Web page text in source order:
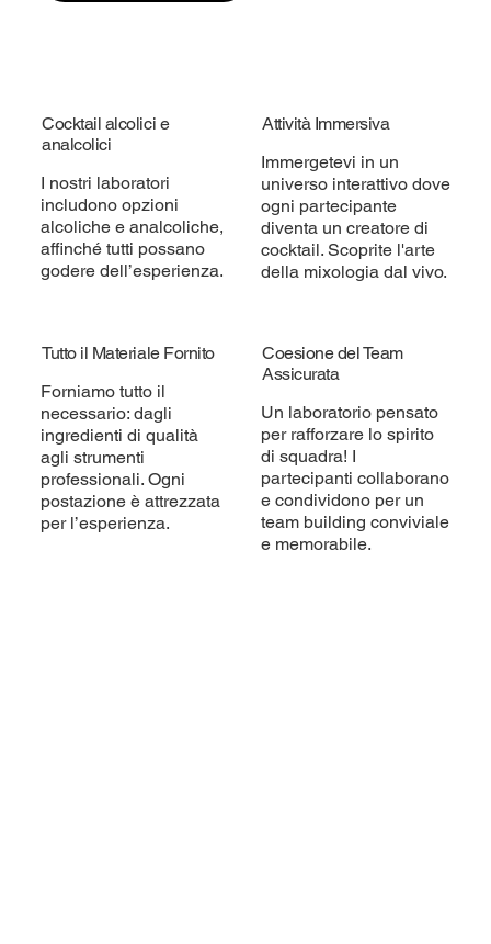
Cocktail alcolici e
analcolici
I nostri laboratori
includono opzioni
alcoliche e analcoliche,
affinché tutti possano
godere dell’esperienza.
Attività Immersiva
Immergetevi in un
universo interattivo dove
ogni partecipante
diventa un creatore di
cocktail. Scoprite l'arte
della mixologia dal vivo.
Tutto il Materiale Fornito
Forniamo tutto il
necessario: dagli
ingredienti di qualità
agli strumenti
professionali. Ogni
postazione è attrezzata
per l’esperienza.
Coesione del Team
Assicurata
Un laboratorio pensato
per rafforzare lo spirito
di squadra! I
partecipanti collaborano
e condividono per un
team building conviviale
e memorabile.